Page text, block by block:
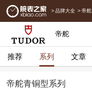
> 品牌大全 > 帝舵
帝舵
推荐 系列 文章
帝舵青铜型系列